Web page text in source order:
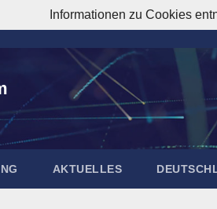
AKTUELLES
Informationen zu Cookies